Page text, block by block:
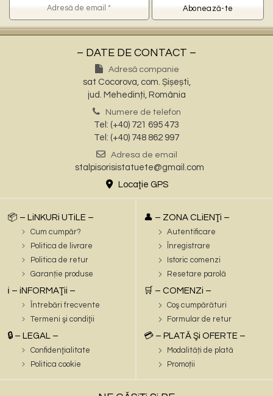
– DATE DE CONTACT –
Adresă companie
sat Cocorova, com. Șișești,
jud. Mehedinți, România
Numere de telefon
Tel: (+40) 721 695 473
Tel: (+40) 748 862 997
Adresa de email
stalpisorisistatuete@gmail.com
Locaţie GPS
📦 – LiNKURi UTiLE –
Cum cumpăr?
Politica de livrare
Politica de retur
Garanție produse
ℹ️ – iNFORMAŢii –
Întrebări frecvente
Termeni şi condiţii
🔒 – LEGAL –
Confidenţialitate
Politica cookie
👤 – ZONA CLiENŢi –
Autentificare
Înregistrare
Istoric comenzi
Resetare parolă
🛒 – COMENZi –
Coş cumpărături
Formular de retur
💳 – PLATĂ Şi OFERTE –
Modalități de plată
Promoții